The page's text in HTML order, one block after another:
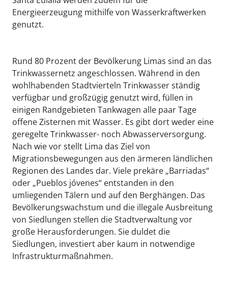
Energieerzeugung mithilfe von Wasserkraftwerken
genutzt.
Rund 80 Prozent der Bevölkerung Limas sind an das
Trinkwassernetz angeschlossen. Während in den
wohlhabenden Stadtvierteln Trinkwasser ständig
verfügbar und großzügig genutzt wird, füllen in
einigen Randgebieten Tankwagen alle paar Tage
offene Zisternen mit Wasser. Es gibt dort weder eine
geregelte Trinkwasser- noch Abwasserversorgung.
Nach wie vor stellt Lima das Ziel von
Migrationsbewegungen aus den ärmeren ländlichen
Regionen des Landes dar. Viele prekäre „Barriadas“
oder „Pueblos jóvenes“ entstanden in den
umliegenden Tälern und auf den Berghängen. Das
Bevölkerungswachstum und die illegale Ausbreitung
von Siedlungen stellen die Stadtverwaltung vor
große Herausforderungen. Sie duldet die
Siedlungen, investiert aber kaum in notwendige
Infrastrukturmaßnahmen.